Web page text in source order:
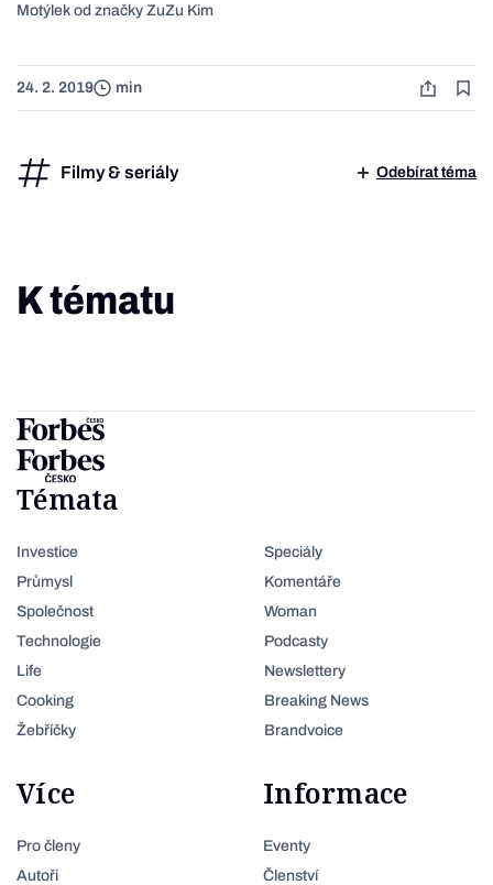
Motýlek od značky ZuZu Kim
24. 2. 2019 min
Filmy & seriály Odebírat téma
K tématu
Témata
Investice
Průmysl
Společnost
Technologie
Life
Cooking
Žebříčky
Speciály
Komentáře
Woman
Podcasty
Newslettery
Breaking News
Brandvoice
Více
Pro členy
Autoři
Informace
Eventy
Členství